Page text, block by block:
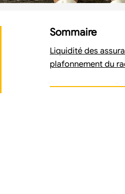
Sommaire
Liquidité des
plafonnement du